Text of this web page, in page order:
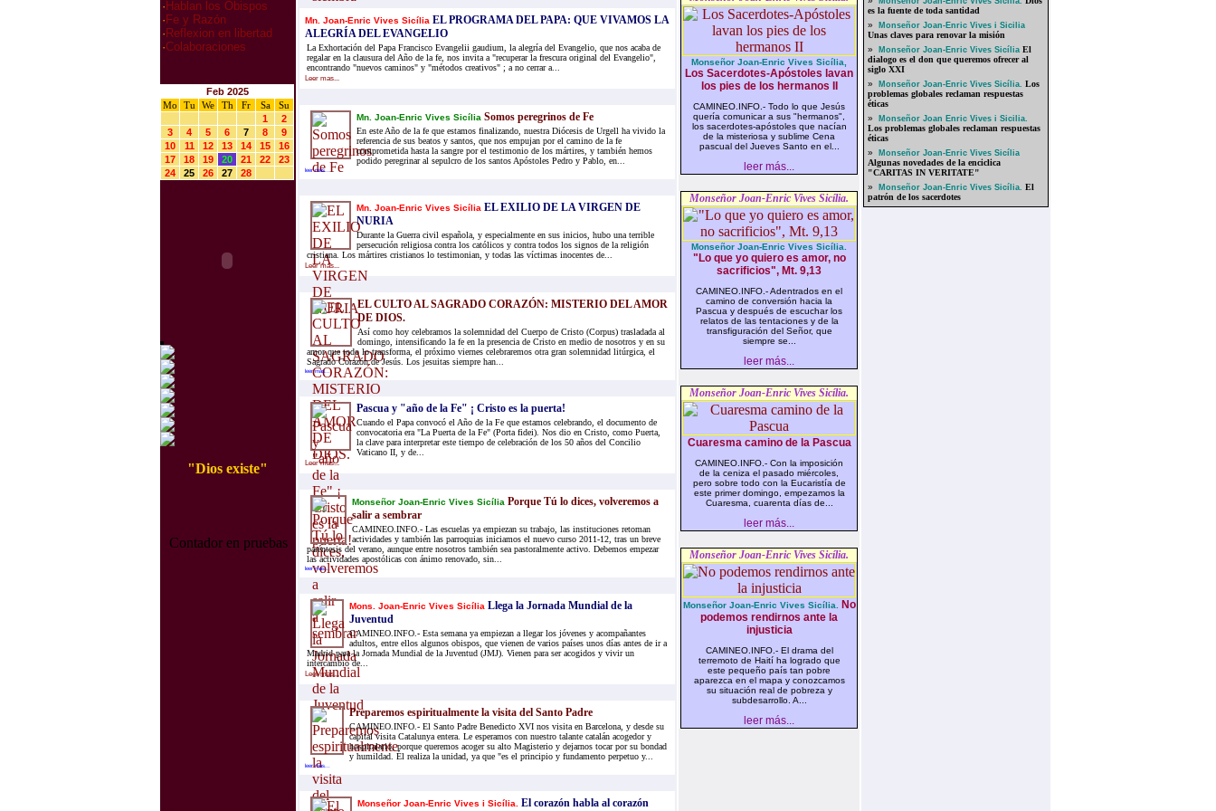
· Hablan los Obispos
· Fe y Razón
· Reflexion en libertad
·Colaboraciones
Feb 2025
Mo
Tu We Th Fr Sa
Su
1
2
3
4 5 6 7 8
9
10
11 12 13 14 15
16
17
18 19 20 21 22
23
24
25 26 27 28
"Dios existe"
Contador en pruebas
Mn. Joan-Enric Vives Sicília EL PROGRAMA DEL PAPA: QUE VIVAMOS LA
ALEGRÍA DEL EVANGELIO
La Exhortación del Papa Francisco Evangelii gaudium, la alegría del Evangelio, que nos acaba de
regalar en la clausura del Año de la fe, nos invita a "recuperar la frescura original del Evangelio",
encontrando "nuevos caminos" y "métodos creativos" ; a no cerrar a...
Leer mas...
Mn. Joan-Enric Vives Sicília Somos peregrinos de Fe
En este Año de la fe que estamos finalizando, nuestra Diócesis de Urgell ha vivido la
referencia de sus beatos y santos, que nos empujan por el camino de la fe
comprometida hasta la sangre por el testimonio de los mártires, y también hemos
podido peregrinar al sepulcro de los santos Apóstoles Pedro y Pablo, en...
leer mas...
Mn. Joan-Enric Vives Sicília EL EXILIO DE LA VIRGEN DE
NURIA
Durante la Guerra civil española, y especialmente en sus inicios, hubo una terrible
persecución religiosa contra los católicos y contra todos los signos de la religión
cristiana. Los mártires cristianos lo testimonian, y todas las víctimas inocentes de...
Leer mas...
EL CULTO AL SAGRADO CORAZÓN: MISTERIO DEL AMOR
DE DIOS.
Así como hoy celebramos la solemnidad del Cuerpo de Cristo (Corpus) trasladada al
domingo, intensificando la fe en la presencia de Cristo en medio de nosotros y en su
amor que todo lo transforma, el próximo viernes celebraremos otra gran solemnidad litúrgica, el
Sagrado Corazón de Jesús. Los jesuitas siempre han...
leer mas...
Pascua y "año de la Fe" ¡ Cristo es la puerta!
Cuando el Papa convocó el Año de la Fe que estamos celebrando, el documento de
convocatoria era "La Puerta de la Fe" (Porta fidei). Nos dio en Cristo, como Puerta,
la clave para interpretar este tiempo de celebración de los 50 años del Concilio
Vaticano II, y de...
Leer mas...
Monseñor Joan-Enric Vives Sicília Porque Tú lo dices, volveremos a
salir a sembrar
CAMINEO.INFO.- Las escuelas ya empiezan su trabajo, las instituciones retoman
actividades y también las parroquias iniciamos el nuevo curso 2011-12, tras un breve
paréntesis del verano, aunque entre nosotros también sea pastoralmente activo. Debemos empezar
las actividades apostólicas con ánimo renovado, sin...
leer mas...
Mons. Joan-Enric Vives Sicília Llega la Jornada Mundial de la
Juventud
CAMINEO.INFO.- Esta semana ya empiezan a llegar los jóvenes y acompañantes
adultos, entre ellos algunos obispos, que vienen de varios países unos días antes de ir a
Madrid para la Jornada Mundial de la Juventud (JMJ). Vienen para ser acogidos y vivir un
intercambio de...
Leer mas...
Preparemos espiritualmente la visita del Santo Padre
CAMINEO.INFO.- El Santo Padre Benedicto XVI nos visita en Barcelona, y desde su
capital visita Catalunya entera. Le esperamos con nuestro talante catalán acogedor y
hospitalario, porque queremos acoger su alto Magisterio y dejarnos tocar por su bondad
y humildad. Él realiza la unidad, ya que "es el principio y fundamento perpetuo y...
leer mas...
Monseñor Joan-Enric Vives i Sicília. El corazón habla al corazón
Monseñor Joan-Enric Vives Sicília,
Los Sacerdotes-Apóstoles lavan
los pies de los hermanos II
CAMINEO.INFO.- Todo lo que Jesús
quería comunicar a sus "hermanos",
los sacerdotes-apóstoles que nacían
de la misteriosa y sublime Cena
pascual del Jueves Santo en el...
leer más...
Monseñor Joan-Enric Vives Sicília.
Monseñor Joan-Enric Vives Sicília.
"Lo que yo quiero es amor, no
sacrificios", Mt. 9,13
CAMINEO.INFO.- Adentrados en el
camino de conversión hacia la
Pascua y después de escuchar los
relatos de las tentaciones y de la
transfiguración del Señor, que
siempre se...
leer más...
Monseñor Joan-Enric Vives Sicília.
Cuaresma camino de la Pascua
CAMINEO.INFO.- Con la imposición
de la ceniza el pasado miércoles,
pero sobre todo con la Eucaristía de
este primer domingo, empezamos la
Cuaresma, cuarenta días de...
leer más...
Monseñor Joan-Enric Vives Sicília.
Monseñor Joan-Enric Vives Sicília.
No
podemos rendirnos ante la
injusticia
CAMINEO.INFO.- El drama del
terremoto de Haití ha logrado que
este pequeño país tan pobre
aparezca en el mapa y conozcamos
su situación real de pobreza y
subdesarrollo. A...
leer más...
es la fuente de toda santidad
»
Monseñor Joan-Enric Vives i Sicilia
Unas claves para renovar la misión
»
Monseñor Joan-Enric Vives Sicília El
dialogo es el don que queremos ofrecer al
siglo XXI
»
Monseñor Joan-Enric Vives Sicília. Los
problemas globales reclaman respuestas
éticas
»
Monseñor Joan Enric Vives i Sicilia.
Los problemas globales reclaman respuestas
éticas
»
Monseñor Joan-Enric Vives Sicília
Algunas novedades de la enciclica
"CARITAS IN VERITATE"
»
Monseñor Joan-Enric Vives Sicília. El
patrón de los sacerdotes